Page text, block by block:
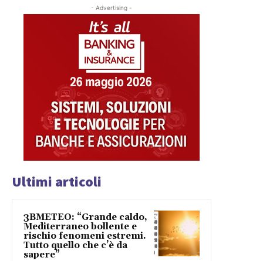
- Advertising -
Ultimi articoli
3BMETEO: “Grande caldo,
Mediterraneo bollente e
rischio fenomeni estremi.
Tutto quello che c’è da
sapere”